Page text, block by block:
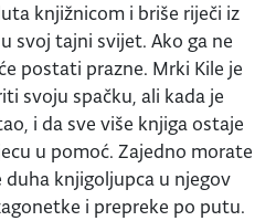
knjižnicom i briše riječi iz
svoj tajni svijet. Ako ga ne
postati prazne. Mrki Kile je
svoju spačku, ali kada je
i da sve više knjiga ostaje
u pomoć. Zajedno morate
knjigoljupca u njegov
i prepreke po putu.